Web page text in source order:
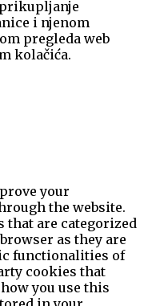
i njenom
pregleda web
kolačića.
your
the website.
that are categorized
as they are
functionalities of
cookies that
you use this